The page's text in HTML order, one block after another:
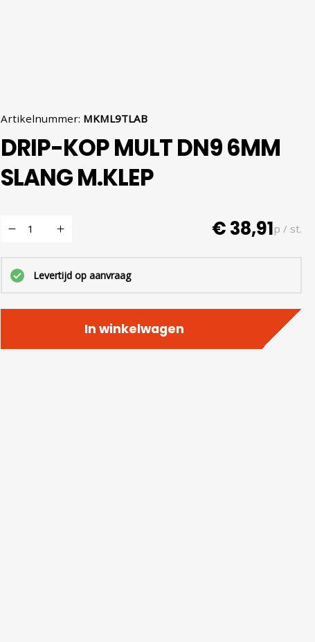
Artikelnummer: MKML9TLAB
DRIP-KOP MULT DN9 6MM
SLANG M.KLEP
€ 38,91p / st.
Levertijd op aanvraag
In winkelwagen